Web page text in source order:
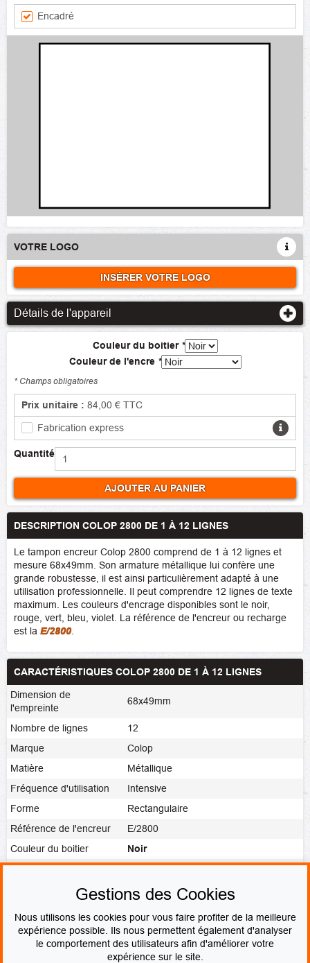
Encadré
VOTRE LOGO
INSÉRER VOTRE LOGO
Détails de l'appareil
Couleur du boitier *
Couleur de l'encre *
* Champs obligatoires
Prix unitaire : 84,00 € TTC
Fabrication express
Quantité
AJOUTER AU PANIER
DESCRIPTION COLOP 2800 DE 1 À 12 LIGNES
Le tampon encreur Colop 2800 comprend de 1 à 12 lignes et
mesure 68x49mm. Son armature métallique lui confère une
grande robustesse, il est ainsi particulièrement adapté à une
utilisation professionnelle. Il peut comprendre 12 lignes de texte
maximum. Les couleurs d'encrage disponibles sont le noir,
rouge, vert, bleu, violet. La référence de l'encreur ou recharge
est la E/2800.
CARACTÉRISTIQUES COLOP 2800 DE 1 À 12 LIGNES
Dimension de
l'empreinte
68x49mm
Nombre de lignes
12
Marque
Colop
Matière
Métallique
Fréquence d'utilisation
Intensive
Forme
Rectangulaire
Référence de l'encreur
E/2800
Couleur du boitier
Noir
Noir,Rouge,Bleu,Vert,Violet,
Fabrication express
PAIEMENT SÉCURISÉ
Gestions des Cookies
Nous utilisons les cookies pour vous faire profiter de la meilleure
expérience possible. Ils nous permettent également d'analyser
le comportement des utilisateurs afin d'améliorer votre
expérience sur le site.